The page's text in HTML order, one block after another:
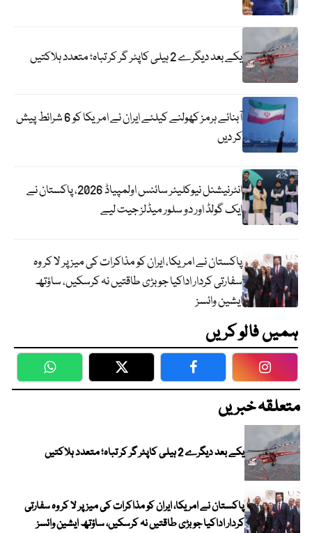
یکے بعد دیگرے 2 ہیلی کاپٹر گر کر تباہ؛ متعدد ہلاکتیں
آبنائے ہرمز کھولنے کیلئے ایران نے امریکا کو 6 شرائط پیش
کر دیں
انٹرنیشنل نیوکلیئر سائنس اولمپیاڈ 2026، پاکستان نے
ایک گولڈ اور دو سلور میڈلز جیت لیے
پاکستان نے امریکا، ایران کو مذاکرات کی میز پر لا کر وہ
سفارتی کردار اداکیا جو بڑی طاقتیں نہ کرسکیں، ساؤتھ
ایشین وائسز
ہمیں فالو کریں
WhatsApp Twitter Facebook
متعلقہ خبریں
یکے بعد دیگرے 2 ہیلی کاپٹر گر کر تباہ؛ متعدد ہلاکتیں
پاکستان نے امریکا، ایران کو مذاکرات کی میز پر لا کر وہ سفارتی
کردار اداکیا جو بڑی طاقتیں نہ کرسکیں، ساؤتھ ایشین وائسز